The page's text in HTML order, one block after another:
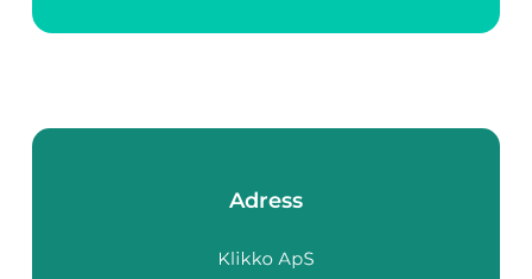
erbjuder det den perf...
Adress